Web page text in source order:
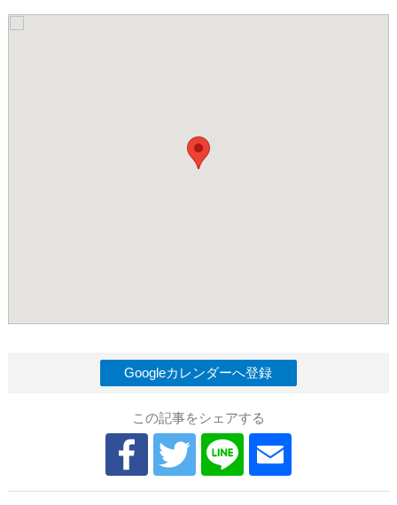
Googleカレンダーへ登録
この記事をシェアする